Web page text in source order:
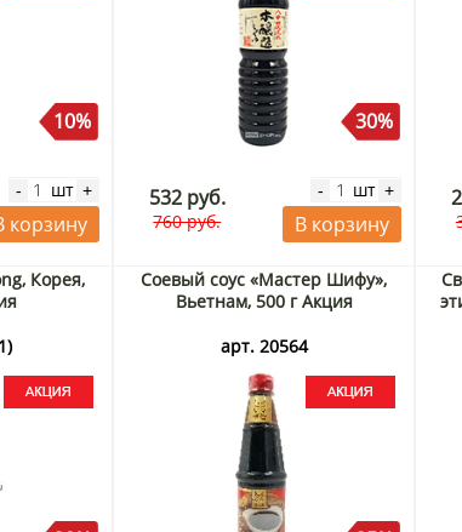
10%
- шт +
корзину
30%
532 руб.
760 руб.
- шт +
В корзину
Корея,
Соевый соус «Мастер Шифу»,
Вьетнам, 500 г Акция
арт. 20564